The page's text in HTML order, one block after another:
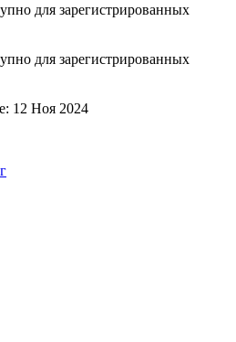
для зарегистрированных
для зарегистрированных
12 Ноя 2024